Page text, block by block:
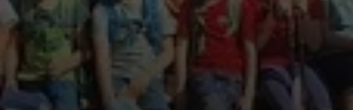
© DAV Gersthofen